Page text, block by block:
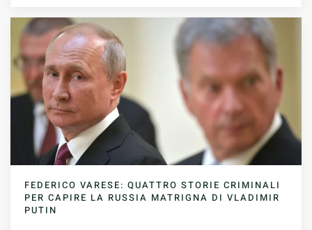
FEDERICO VARESE: QUATTRO STORIE CRIMINALI
PER CAPIRE LA RUSSIA MATRIGNA DI VLADIMIR
PUTIN